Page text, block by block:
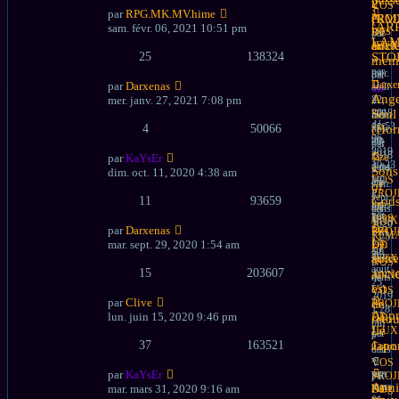
VOS
DE
JEUX
2
par
»
mer.
août
22,
2018
11:53
am
»
dans
VOS
DE
JEUX
à
nos
par
irie
»
mar.
nov.
20,
2018
2:04
am
»
dans
VOS
ET
NOS
parRPG.MK.MV.hime
sam. févr. 06, 2021 10:51 pm
par
»
ven.
déc.
06,
2019
10:23
pm
»
dans
VOS
DE
JEUX
25 138324
parDarxenas
mer. janv. 27, 2021 7:08 pm
Soul
par
faza
»
sam.
sept.
26,
2020
1:25
am
»
dans
VOS
DE
JEUX
4 50066
parKaYsEr
dim. oct. 11, 2020 4:38 am
Sons
of
par
faza
»
dim.
août
25,
2019
1:28
pm
»
dans
VOS
DE
11 93659
parDarxenas
mar. sept. 29, 2020 1:54 am
Un
autre
est
de
par
Coton
»
ven.
mars
15 203607
parClive
lun. juin 15, 2020 9:46 pm
Le
par
King
37 163521
parKaYsEr
mar. mars 31, 2020 9:16 am